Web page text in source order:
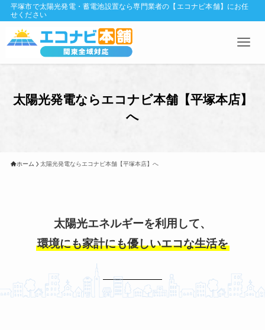
平塚市で太陽光発電・蓄電池設置なら専門業者の【エコナビ本舗】にお任
せください
太陽光発電ならエコナビ本舗【平塚本店】
へ
ホーム 太陽光発電ならエコナビ本舗【平塚本店】へ
太陽光エネルギーを利用して、
環境にも家計にも優しいエコな生活を